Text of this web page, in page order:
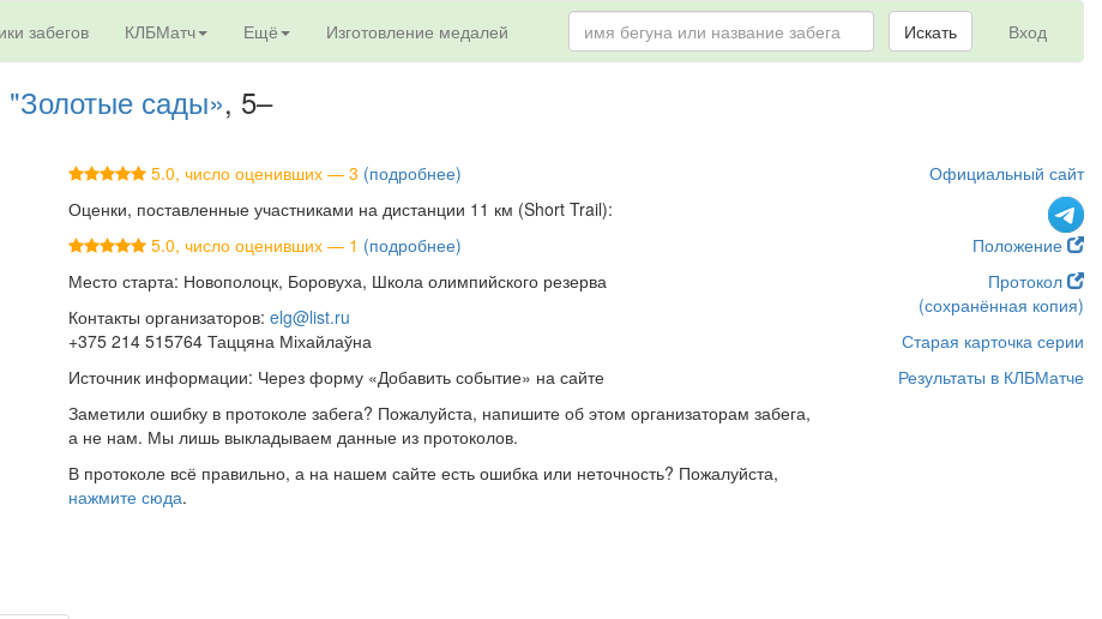
забегов КЛБМатч Ещё Изготовление медалей Вход
Искать
сады», 5–
5.0, число оценивших — 3 (подробнее)
Оценки, поставленные участниками на дистанции 11 км (Short Trail):
5.0, число оценивших — 1 (подробнее)
Место старта: Новополоцк, Боровуха, Школа олимпийского резерва
Контакты организаторов: elg@list.ru
+375 214 515764 Таццяна Міхайлаўна
Источник информации: Через форму «Добавить событие» на сайте
Заметили ошибку в протоколе забега? Пожалуйста, напишите об этом организаторам забега,
а не нам. Мы лишь выкладываем данные из протоколов.
В протоколе всё правильно, а на нашем сайте есть ошибка или неточность? Пожалуйста,
нажмите сюда.
Официальный сайт
Положение
Протокол
(сохранённая копия)
Старая карточка серии
Результаты в КЛБМатче